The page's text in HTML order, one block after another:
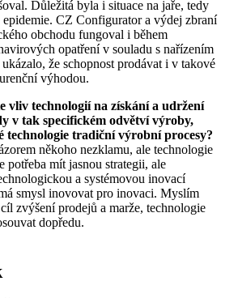
Důležitá byla i situace na jaře, tedy
CZ Configurator a výdej zbraní
obchodu fungoval i během
opatření v souladu s nařízením
že schopnost prodávat i v takové
výhodou.
vliv technologií na získání a udržení
v tak specifickém odvětví výroby,
technologie tradiční výrobní procesy?
někoho nezklamu, ale technologie
potřeba mít jasnou strategii, ale
a systémovou inovací
smysl inovovat pro inovaci. Myslím
zvýšení prodejů a marže, technologie
dopředu.